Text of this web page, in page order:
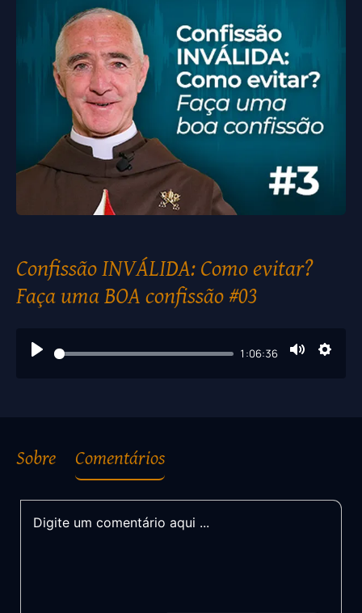
Confissão INVÁLIDA: Como evitar?
Faça uma BOA confissão #03
1:06:36
Sobre Comentários